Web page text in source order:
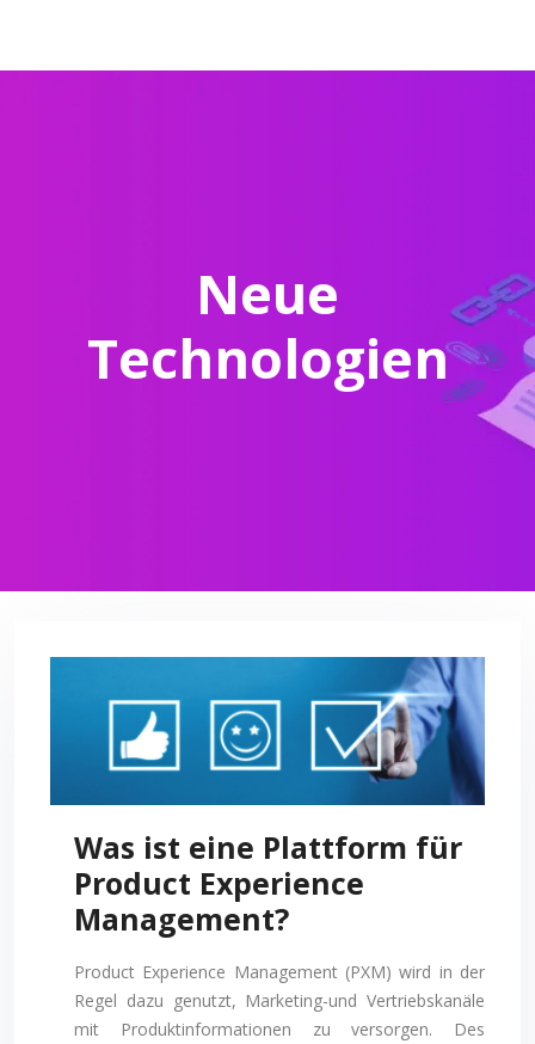
Neue
Technologien
Was ist eine Plattform für
Product Experience
Management?
Product Experience Management (PXM) wird in der
Regel dazu genutzt, Marketing-und Vertriebskanäle
mit Produktinformationen zu versorgen. Des